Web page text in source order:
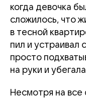
когда девочка
сложилось, что
в тесной
пил и устраивал
просто
на руки и
Несмотря на все